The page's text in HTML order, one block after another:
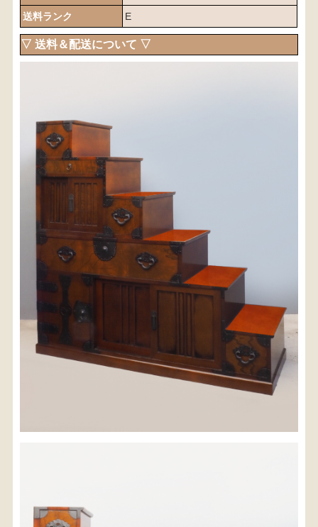
送料ランク
E
▽ 送料＆配送について ▽
・送料は、商品のサイズ・発送先地域によって異なり
ます。
・ご購入手続きを進める途中で「宅急便」を選択いた
だくと、自動的に送料が加算されます。
・配送についての詳細は、
【送料を確認する】
お届け先、送料ランクを選択する事で送料が表
示されます。
お届け先
送料ランク